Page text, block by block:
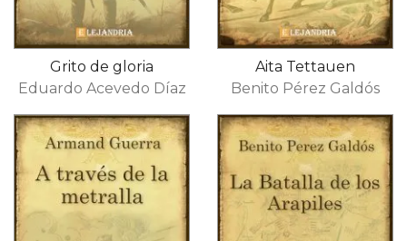
Grito de gloria
Eduardo Acevedo Díaz
Aita Tettauen
Benito Pérez Galdós